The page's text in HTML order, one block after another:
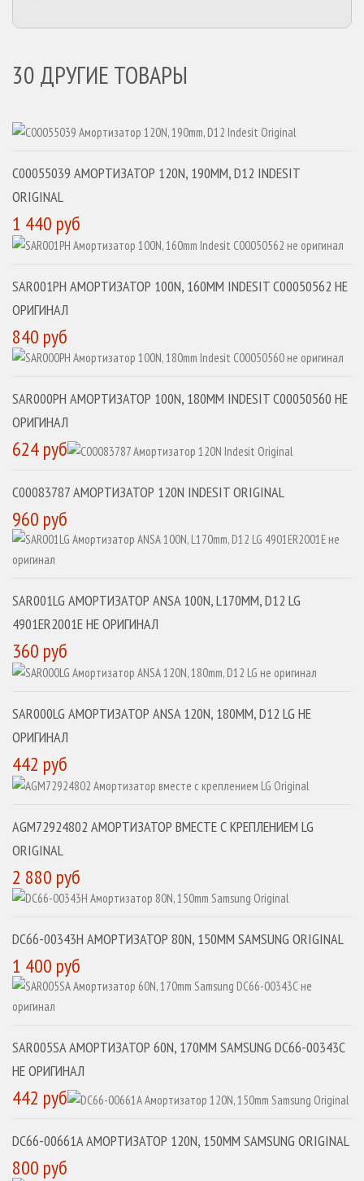
30 ДРУГИЕ ТОВАРЫ
C00055039 АМОРТИЗАТОР 120N, 190MM, D12 INDESIT
ORIGINAL
1 440 руб
SAR001PH АМОРТИЗАТОР 100N, 160MM INDESIT C00050562 НЕ
ОРИГИНАЛ
840 руб
SAR000PH АМОРТИЗАТОР 100N, 180MM INDESIT C00050560 НЕ
ОРИГИНАЛ
624 руб
C00083787 АМОРТИЗАТОР 120N INDESIT ORIGINAL
960 руб
SAR001LG АМОРТИЗАТОР ANSA 100N, L170MM, D12 LG
4901ER2001E НЕ ОРИГИНАЛ
360 руб
SAR000LG АМОРТИЗАТОР ANSA 120N, 180MM, D12 LG НЕ
ОРИГИНАЛ
442 руб
AGM72924802 АМОРТИЗАТОР ВМЕСТЕ С КРЕПЛЕНИЕМ LG
ORIGINAL
2 880 руб
DC66-00343H АМОРТИЗАТОР 80N, 150MM SAMSUNG ORIGINAL
1 400 руб
SAR005SA АМОРТИЗАТОР 60N, 170MM SAMSUNG DC66-00343C
НЕ ОРИГИНАЛ
442 руб
DC66-00661A АМОРТИЗАТОР 120N, 150MM SAMSUNG ORIGINAL
800 руб